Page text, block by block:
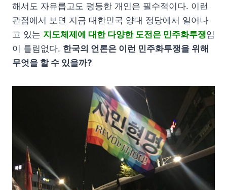
해서도 자유롭고도 평등한 개인은 필수적이다. 이런
관점에서 보면 지금 대한민국 양대 정당에서 일어나
고 있는 지도체제에 대한 다양한 도전은 민주화투쟁임
이 틀림없다. 한국의 언론은 이런 민주화투쟁을 위해
무엇을 할 수 있을까?